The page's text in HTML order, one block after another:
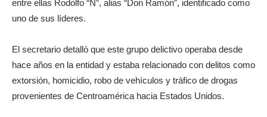
entre ellas Rodolfo “N”, alias “Don Ramón”, identificado como
uno de sus líderes.
El secretario detalló que este grupo delictivo operaba desde
hace años en la entidad y estaba relacionado con delitos como
extorsión, homicidio, robo de vehículos y tráfico de drogas
provenientes de Centroamérica hacia Estados Unidos.